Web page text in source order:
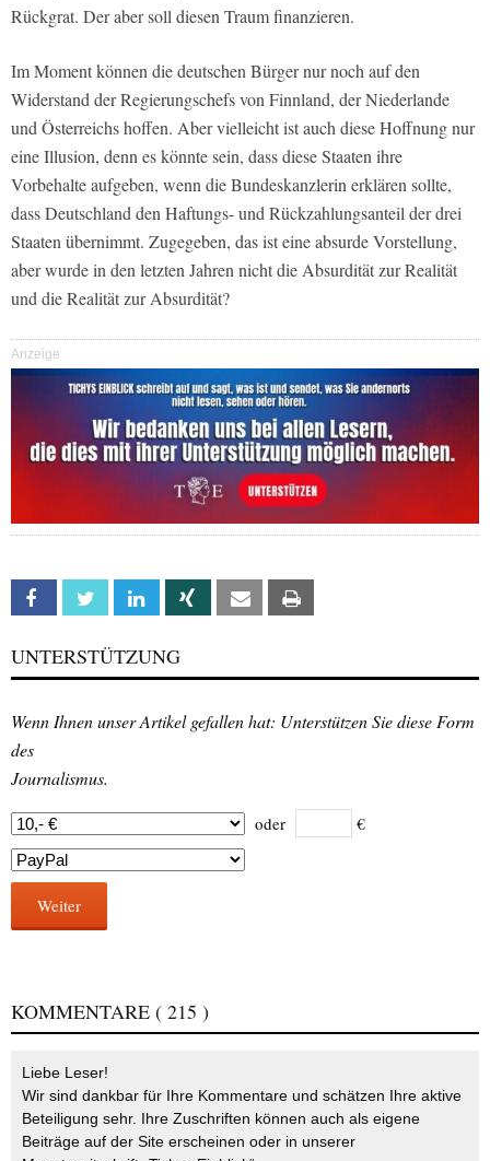
Rückgrat. Der aber soll diesen Traum finanzieren.
Im Moment können die deutschen Bürger nur noch auf den
Widerstand der Regierungschefs von Finnland, der Niederlande
und Österreichs hoffen. Aber vielleicht ist auch diese Hoffnung nur
eine Illusion, denn es könnte sein, dass diese Staaten ihre
Vorbehalte aufgeben, wenn die Bundeskanzlerin erklären sollte,
dass Deutschland den Haftungs- und Rückzahlungsanteil der drei
Staaten übernimmt. Zugegeben, das ist eine absurde Vorstellung,
aber wurde in den letzten Jahren nicht die Absurdität zur Realität
und die Realität zur Absurdität?
Anzeige
Facebook Twitter Linkedin Xing Email
UNTERSTÜTZUNG
Wenn Ihnen unser Artikel gefallen hat: Unterstützen Sie diese Form
des
Journalismus.
oder €
Weiter
KOMMENTARE ( 215 )
Liebe Leser!
Wir sind dankbar für Ihre Kommentare und schätzen Ihre aktive
Beteiligung sehr. Ihre Zuschriften können auch als eigene
Beiträge auf der Site erscheinen oder in unserer